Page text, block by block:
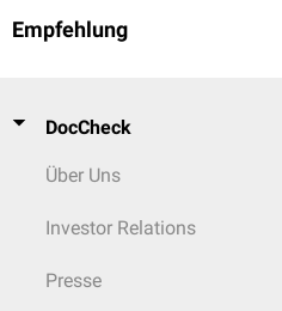
Empfehlung
DocCheck
Über Uns
Investor Relations
Presse